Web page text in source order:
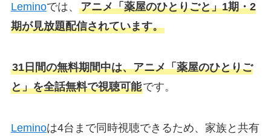
Leminoでは、 アニメ「薬屋のひとりごと」1期・2
期が見放題配信されています。
31日間の無料期間中は、アニメ「薬屋のひとりご
と」を全話無料で視聴可能です。
Leminoは4台まで同時視聴できるため、家族と共有